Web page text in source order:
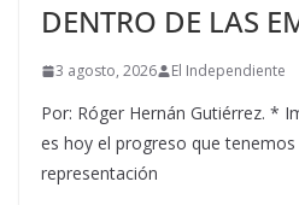
DENTRO DE LAS
3 agosto, 2026 El Independiente
Por: Róger Hernán Gutiérrez. *
es hoy el progreso que
representación